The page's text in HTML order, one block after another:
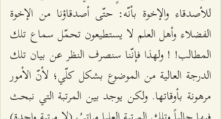
للأصدقاء والإخوة بأنّه: حتّى أصدقاؤنا من الإخوة
الفضلاء وأهل العلم لا يستطيعون تحمّل سماع تلك
المطالب! ! ولهذا فإنّنا سنصرف النظر عن بيان تلك
الدرجة العالية من الموضوع بشكل كلّي؛ لأنّ الأمور
مرهونة بأوقاتها. ولكن يوجد بين المرتبة التي نبحث